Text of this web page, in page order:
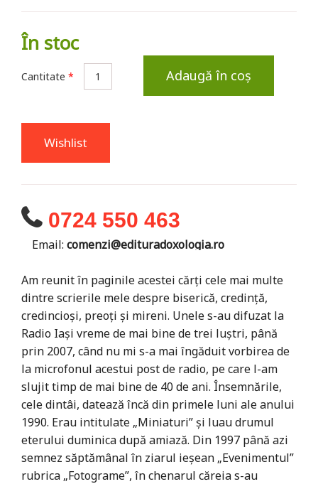
În stoc
Cantitate * Adaugă în coș
Wishlist
0724 550 463
Email: comenzi@edituradoxologia.ro
Am reunit în paginile acestei cărţi cele mai multe
dintre scrierile mele despre biserică, credinţă,
credincioşi, preoţi şi mireni. Unele s-au difuzat la
Radio Iaşi vreme de mai bine de trei luştri, până
prin 2007, când nu mi s-a mai îngăduit vorbirea de
la microfonul acestui post de radio, pe care l-am
slujit timp de mai bine de 40 de ani. Însemnările,
cele dintâi, datează încă din primele luni ale anului
1990. Erau intitulate „Miniaturi” şi luau drumul
eterului duminica după amiază. Din 1997 până azi
semnez săptămânal în ziarul ieşean „Evenimentul”
rubrica „Fotograme”, în chenarul căreia s-au